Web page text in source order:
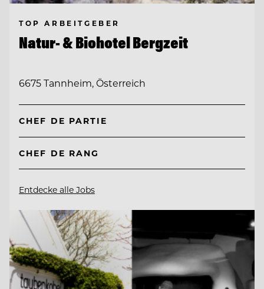
TOP ARBEITGEBER
Natur- & Biohotel Bergzeit
6675 Tannheim, Österreich
CHEF DE PARTIE
CHEF DE RANG
Entdecke alle Jobs